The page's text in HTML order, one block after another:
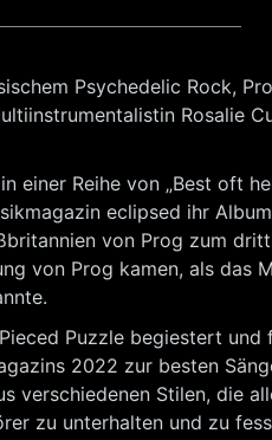
Psychedelic Rock,
Rosalie
einer Reihe von „Best oft
eclipsed ihr
von Prog zum
von Prog kamen, als das
Puzzle begiestert und
2022 zur besten
verschiedenen Stilen, die
zu unterhalten und zu